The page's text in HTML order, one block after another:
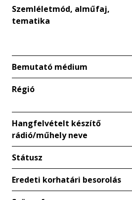
Szemléletmód, alműfaj,
tematika
Bemutató médium
Régió
Hangfelvételt készítő
rádió/műhely neve
Státusz
Eredeti korhatári besorolás